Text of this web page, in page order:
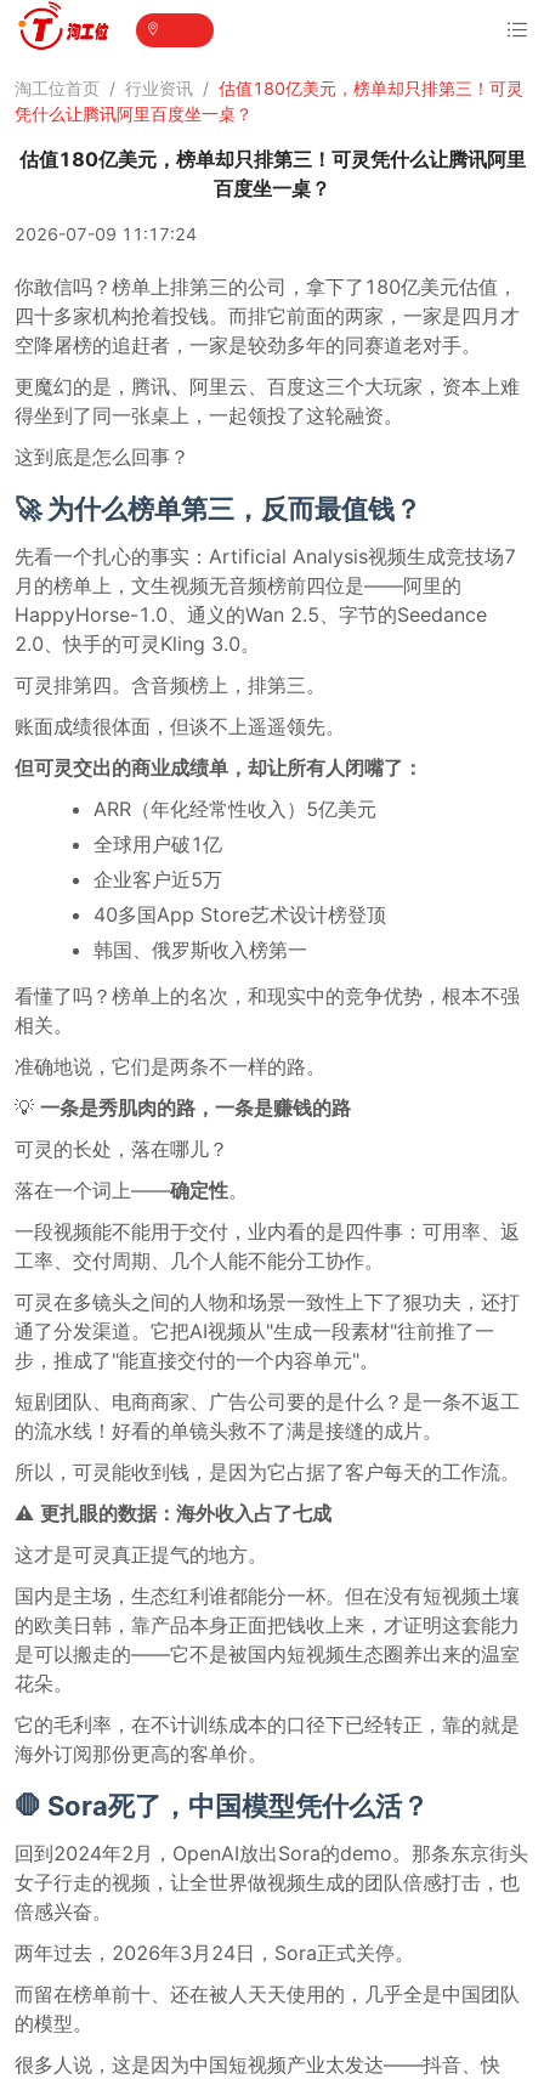
淘工位首页 / 行业资讯 / 估值180亿美元，榜单却只排第三！可灵
凭什么让腾讯阿里百度坐一桌？
估值180亿美元，榜单却只排第三！可灵凭什么让腾讯阿里
百度坐一桌？
2026-07-09 11:17:24
你敢信吗？榜单上排第三的公司，拿下了180亿美元估值，
四十多家机构抢着投钱。而排它前面的两家，一家是四月才
空降屠榜的追赶者，一家是较劲多年的同赛道老对手。
更魔幻的是，腾讯、阿里云、百度这三个大玩家，资本上难
得坐到了同一张桌上，一起领投了这轮融资。
这到底是怎么回事？
🚀 为什么榜单第三，反而最值钱？
先看一个扎心的事实：Artificial Analysis视频生成竞技场7
月的榜单上，文生视频无音频榜前四位是——阿里的
HappyHorse-1.0、通义的Wan 2.5、字节的Seedance
2.0、快手的可灵Kling 3.0。
可灵排第四。含音频榜上，排第三。
账面成绩很体面，但谈不上遥遥领先。
但可灵交出的商业成绩单，却让所有人闭嘴了：
ARR（年化经常性收入）5亿美元
全球用户破1亿
企业客户近5万
40多国App Store艺术设计榜登顶
韩国、俄罗斯收入榜第一
看懂了吗？榜单上的名次，和现实中的竞争优势，根本不强
相关。
准确地说，它们是两条不一样的路。
💡 一条是秀肌肉的路，一条是赚钱的路
可灵的长处，落在哪儿？
落在一个词上——确定性。
一段视频能不能用于交付，业内看的是四件事：可用率、返
工率、交付周期、几个人能不能分工协作。
可灵在多镜头之间的人物和场景一致性上下了狠功夫，还打
通了分发渠道。它把AI视频从"生成一段素材"往前推了一
步，推成了"能直接交付的一个内容单元"。
短剧团队、电商商家、广告公司要的是什么？是一条不返工
的流水线！好看的单镜头救不了满是接缝的成片。
所以，可灵能收到钱，是因为它占据了客户每天的工作流。
⚠️ 更扎眼的数据：海外收入占了七成
这才是可灵真正提气的地方。
国内是主场，生态红利谁都能分一杯。但在没有短视频土壤
的欧美日韩，靠产品本身正面把钱收上来，才证明这套能力
是可以搬走的——它不是被国内短视频生态圈养出来的温室
花朵。
它的毛利率，在不计训练成本的口径下已经转正，靠的就是
海外订阅那份更高的客单价。
🛑 Sora死了，中国模型凭什么活？
回到2024年2月，OpenAI放出Sora的demo。那条东京街头
女子行走的视频，让全世界做视频生成的团队倍感打击，也
倍感兴奋。
两年过去，2026年3月24日，Sora正式关停。
而留在榜单前十、还在被人天天使用的，几乎全是中国团队
的模型。
很多人说，这是因为中国短视频产业太发达——抖音、快